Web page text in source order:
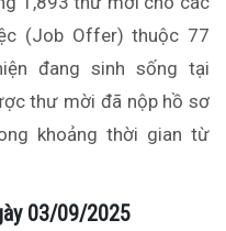
(Job Offer) thuộc 77
đang sinh sống tại
thư mời đã nộp hồ sơ
khoảng thời gian từ
03/09/2025